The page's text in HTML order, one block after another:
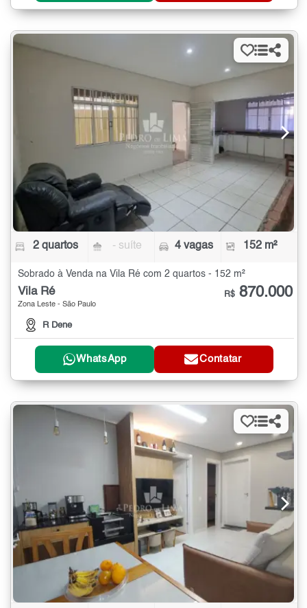
2 quartos - suíte 4 vagas 152 m²
Sobrado à Venda na Vila Ré com 2 quartos - 152 m²
Vila Ré
Zona Leste - São Paulo
R Dene
R$ 870.000
WhatsApp Contatar